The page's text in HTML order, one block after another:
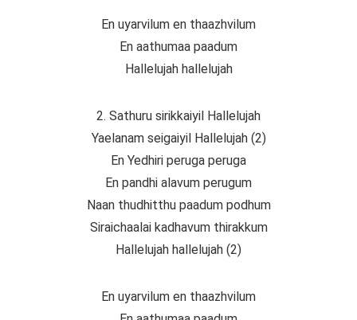
En uyarvilum en thaazhvilum
En aathumaa paadum
Hallelujah hallelujah
2. Sathuru sirikkaiyil Hallelujah
Yaelanam seigaiyil Hallelujah (2)
En Yedhiri peruga peruga
En pandhi alavum perugum
Naan thudhitthu paadum podhum
Siraichaalai kadhavum thirakkum
Hallelujah hallelujah (2)
En uyarvilum en thaazhvilum